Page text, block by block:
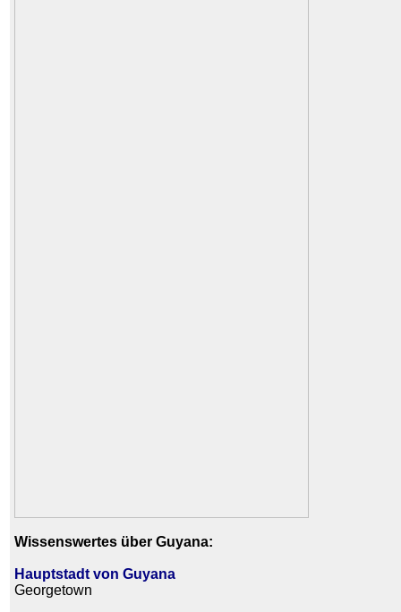
Wissenswertes über Guyana:
Hauptstadt von Guyana
Georgetown